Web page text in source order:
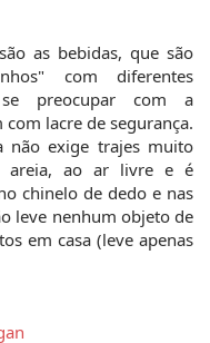
as bebidas, que são
com diferentes
preocupar com a
lacre de segurança.
não exige trajes muito
areia, ao ar livre e é
chinelo de dedo e nas
leve nenhum objeto de
em casa (leve apenas